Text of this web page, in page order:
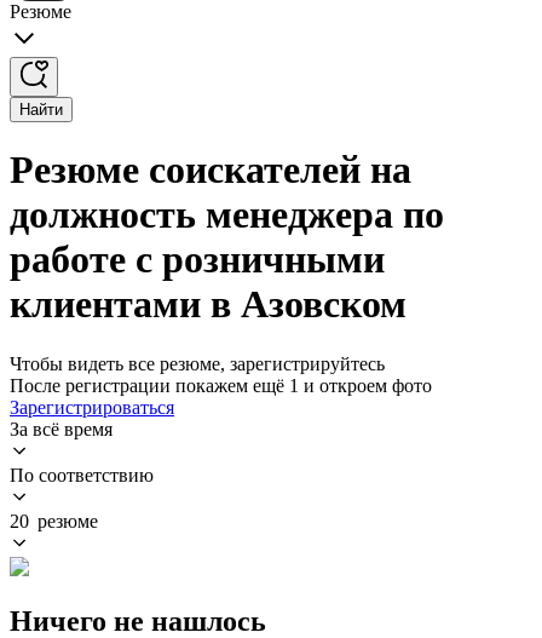
Резюме
Найти
Резюме соискателей на
должность менеджера по
работе с розничными
клиентами в Азовском
Чтобы видеть все резюме, зарегистрируйтесь
После регистрации покажем ещё 1 и откроем фото
Зарегистрироваться
За всё время
По соответствию
20 резюме
Ничего не нашлось